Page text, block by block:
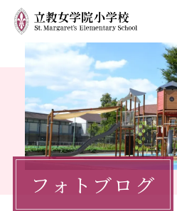
ホーム
学校紹介
小学校の教育
学校生活
フォトブログ